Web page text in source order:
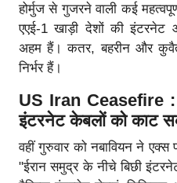
होर्मुज से गुजरने वाली कई
एएई-1 खाड़ी देशों की
अहम हैं। कतर, बहरीन और
निर्भर हैं।
US Iran Ceasefire :
इंटरनेट केबलों को काट
वहीं गुरुवार को नबावियन ने एक्स
"ईरान समुद्र के नीचे बिछी